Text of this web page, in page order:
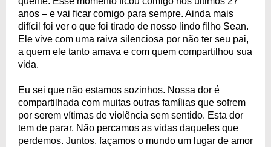
anos – e vai ficar comigo para sempre. Ainda mais
difícil foi ver o que foi tirado de nosso lindo filho Sean.
Ele vive com uma raiva silenciosa por não ter seu pai,
a quem ele tanto amava e com quem compartilhou sua
vida.
Eu sei que não estamos sozinhos. Nossa dor é
compartilhada com muitas outras famílias que sofrem
por serem vítimas de violência sem sentido. Esta dor
tem de parar. Não percamos as vidas daqueles que
perdemos. Juntos, façamos o mundo um lugar de amor